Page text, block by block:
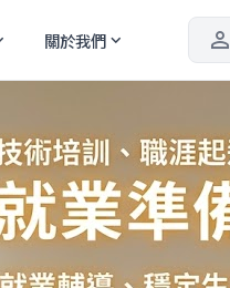
關於我們expand_more person_outline